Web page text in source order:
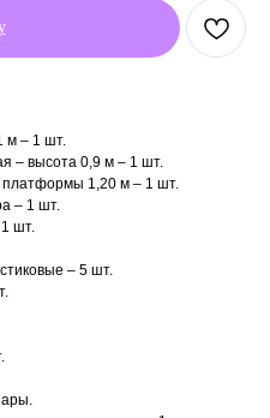
м – 1 шт.
– высота 0,9 м – 1 шт.
платформы 1,20 м – 1 шт.
– 1 шт.
шт.
– 5 шт.